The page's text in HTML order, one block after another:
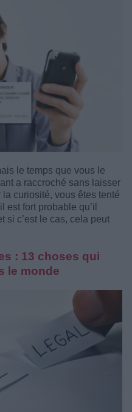
le temps que vous le
a raccroché sans laisser
curiosité, vous êtes tenté
est fort probable qu’il
si c’est le cas, cela peut
: 13 choses qui
le monde